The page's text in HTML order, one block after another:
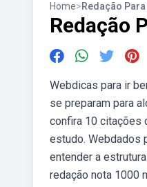
Home>Redação
Redação
Webdicas para ir
se preparam para
confira 10 citações
estudo. Webdados
entender a
redação nota 1000